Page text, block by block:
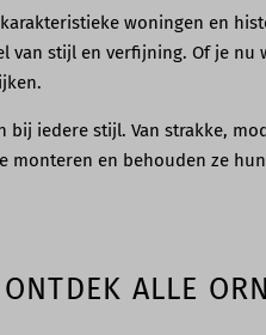
woningen en
stijl en verfijning. Of je
bij iedere stijl. Van strakke,
monteren en behouden ze
ONTDEK ALLE